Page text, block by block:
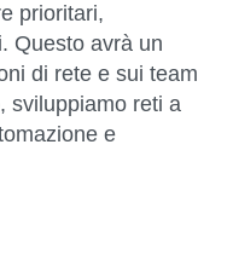
prioritari,
Questo avrà un
di rete e sui team
sviluppiamo reti a
e